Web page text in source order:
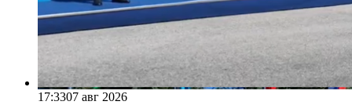
17:3307 авг 2026